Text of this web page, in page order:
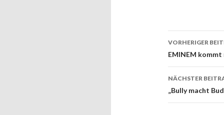
VORHERIGER
EMINEM
NÄCHSTER
„Bully macht